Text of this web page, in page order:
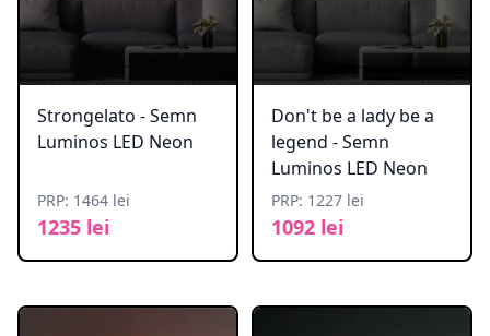
Strongelato - Semn
Luminos LED Neon
PRP: 1464 lei
1235 lei
Don't be a lady be a
legend - Semn
Luminos LED Neon
PRP: 1227 lei
1092 lei